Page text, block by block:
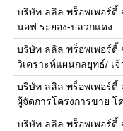
บริษัท ลลิล พร็อพเพอร์ตี้
นอฟ ระยอง-ปลวกแดง
บริษัท ลลิล พร็อพเพอร์ตี้
วิเคราะห์แผนกลยุทธ์/ เ
บริษัท ลลิล พร็อพเพอร์ตี้
ผู้จัดการโครงการขาย
บริษัท ลลิล พร็อพเพอร์ตี้